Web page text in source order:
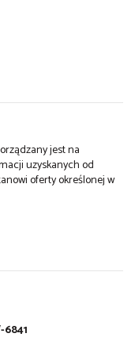
jest na
uzyskanych od
oferty określonej w
6841